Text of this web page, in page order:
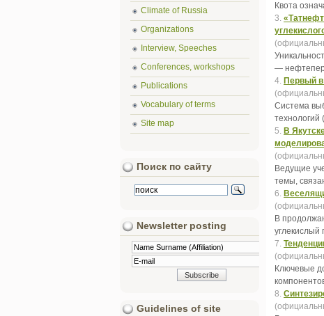
Квота
3.
—
4. Первый
Система
5. В
Ведущие
темы,
6.
В
углекислый
7.
Ключевые
8.
Climate of Russia
Organizations
Interview, Speeches
Conferences, workshops
Publications
Vocabulary of terms
Site map
Поиск по сайту
Newsletter posting
Guidelines of site